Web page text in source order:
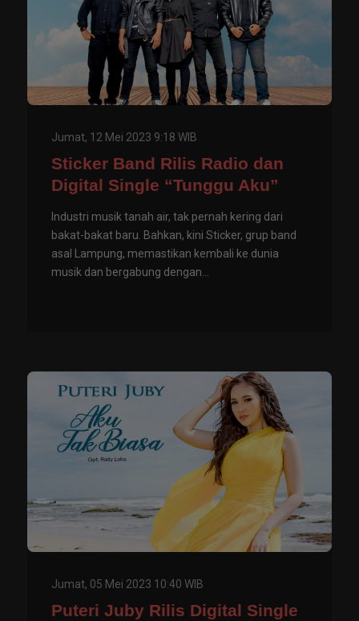
Jumat, 12 Mei 2023 9:18 WIB
Sticker Band Rilis Radio dan
Digital Single “Tunggu Aku”
Industri musik tanah air, tak pernah kering dari
bakat-bakat baru. Bahkan, kini Sticker, grup band
asal Lampung, memastikan kembali ke dunia
musik dan bergabung dengan...
Jumat, 05 Mei 2023 10:40 WIB
Puteri Juby Rilis Digital Single